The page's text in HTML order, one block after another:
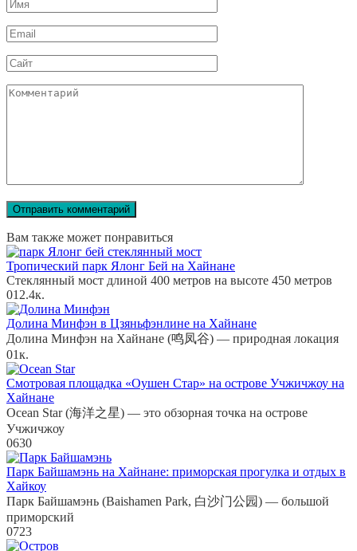
Email
Сайт
Комментарий
Вам также может понравиться
Тропический парк Ялонг Бей на Хайнане
Стеклянный мост длиной 400 метров на высоте 450 метров
012.4к.
Долина Минфэн в Цзяньфэнлине на Хайнане
Долина Минфэн на Хайнане (鸣凤谷) — природная локация
01к.
Смотровая площадка «Оушен Стар» на острове Учжичжоу на
Хайнане
Ocean Star (海洋之星) — это обзорная точка на острове
Учжичжоу
0630
Парк Байшамэнь на Хайнане: приморская прогулка и отдых в
Хайкоу
Парк Байшамэнь (Baishamen Park, 白沙门公园) — большой
приморский
0723